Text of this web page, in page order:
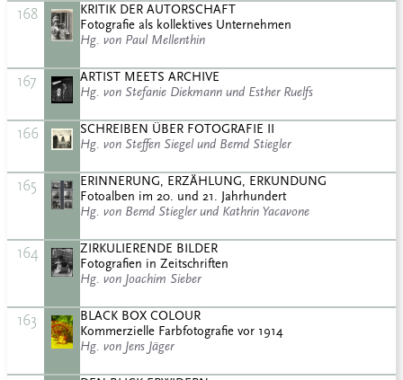
168
KRITIK DER AUTORSCHAFT
Fotografie als kollektives Unternehmen
Hg. von Paul Mellenthin
167
ARTIST MEETS ARCHIVE
Hg. von Stefanie Diekmann und Esther Ruelfs
166
SCHREIBEN ÜBER FOTOGRAFIE II
Hg. von Steffen Siegel und Bernd Stiegler
165
ERINNERUNG, ERZÄHLUNG, ERKUNDUNG
Fotoalben im 20. und 21. Jahrhundert
Hg. von Bernd Stiegler und Kathrin Yacavone
164
ZIRKULIERENDE BILDER
Fotografien in Zeitschriften
Hg. von Joachim Sieber
163
BLACK BOX COLOUR
Kommerzielle Farbfotografie vor 1914
Hg. von Jens Jäger